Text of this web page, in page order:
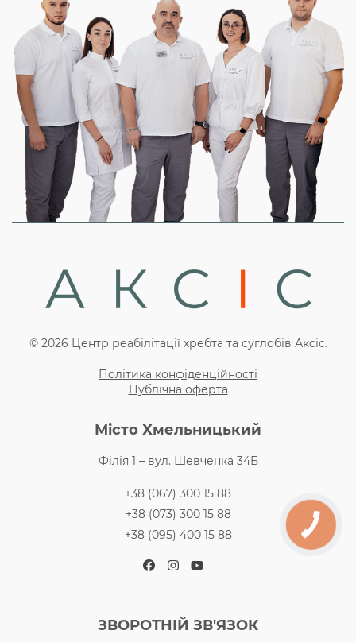
© 2026 Центр реабілітації хребта та суглобів Аксіс.
Політика конфіденційності
Публічна оферта
Місто Хмельницький
Філія 1 – вул. Шевченка 34Б
+38 (067) 300 15 88
+38 (073) 300 15 88
+38 (095) 400 15 88
Facebook
Instagram
YouTube
ЗВОРОТНІЙ ЗВ'ЯЗОК